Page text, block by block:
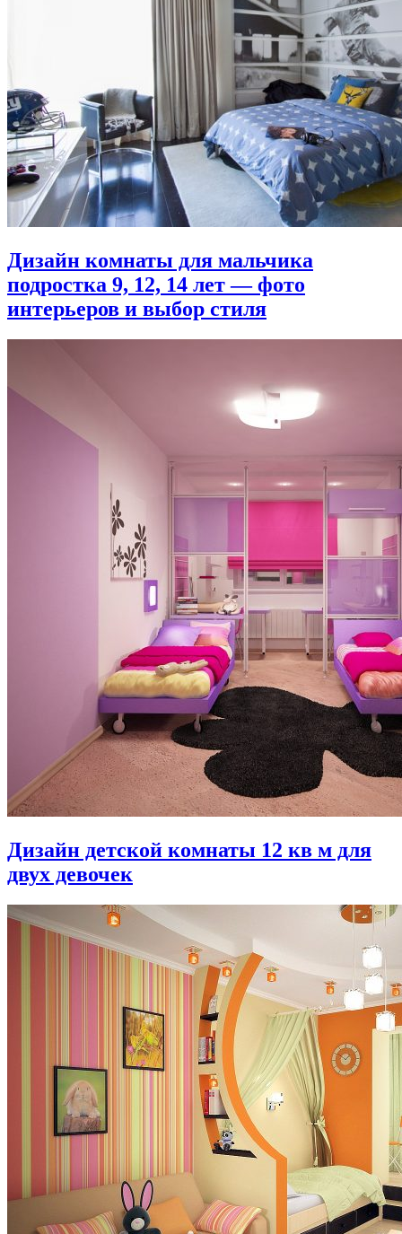
Дизайн комнаты для мальчика
подростка 9, 12, 14 лет — фото
интерьеров и выбор стиля
Дизайн детской комнаты 12 кв м для
двух девочек